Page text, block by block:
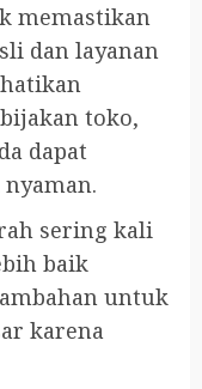
memastikan
dan layanan
toko,
dapat
sering kali
baik
untuk
karena